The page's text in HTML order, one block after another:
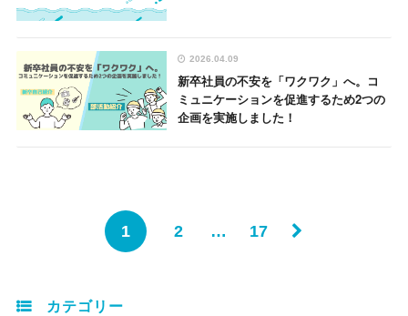
2026.04.09
新卒社員の不安を「ワクワク」へ。コ
ミュニケーションを促進するため2つの
企画を実施しました！
1 2 … 17
カテゴリー